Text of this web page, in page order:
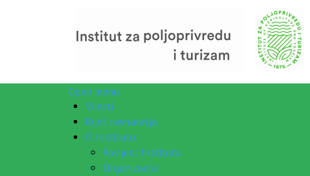
Open menu
Vijesti
Riječ ravnatelja
O Institutu
Povijest Instituta
Organizacija